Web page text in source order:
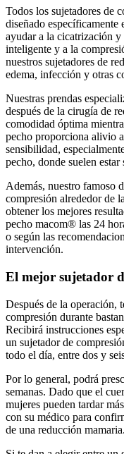
Todos los sujetadores de
diseñado
ayudar a la cicatrización
inteligente y a la
nuestros sujetadores de
edema, infección y otras
Nuestras prendas
después de la cirugía de
comodidad óptima
pecho proporciona alivio
sensibilidad,
pecho, donde suelen
Además, nuestro famoso
compresión alrededor de
obtener los mejores
pecho macom® las 24
o según las
intervención.
El mejor sujetador
Después de la operación,
compresión durante
Recibirá instrucciones
un sujetador de
todo el día, entre dos y
Por lo general, podrá
semanas. Dado que el
mujeres pueden tardar
con su médico para
de una reducción mamaria.